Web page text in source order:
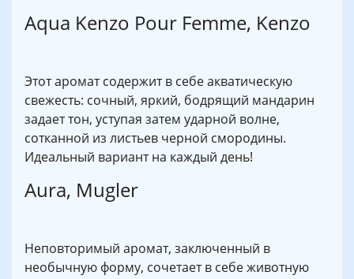
Aqua Kenzo Pour Femme, Kenzo
Этот аромат содержит в себе акватическую
свежесть: сочный, яркий, бодрящий мандарин
задает тон, уступая затем ударной волне,
сотканной из листьев черной смородины.
Идеальный вариант на каждый день!
Aura, Mugler
Неповторимый аромат, заключенный в
необычную форму, сочетает в себе животную